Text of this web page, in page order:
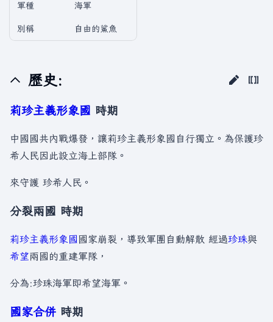
軍種 海軍
別稱 自由的鯊魚
歷史:
莉珍主義形象國 時期
中國國共內戰爆發，讓莉珍主義形象國自行獨立。為保護珍
希人民因此設立海上部隊。
來守護 珍希人民。
分裂兩國 時期
莉珍主義形象國 國家崩裂，導致軍團自動解散 經過珍珠與
希望兩國的重建軍隊，
分為:珍珠海軍即希望海軍。
國家合併 時期